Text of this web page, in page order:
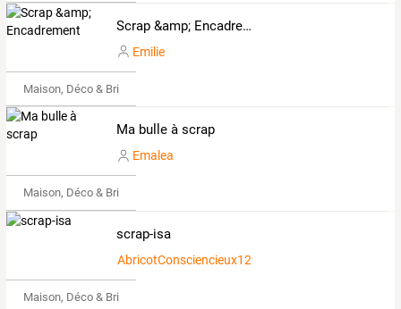
Scrap &amp; Encadrement
Emilie
Maison, Déco & Bricolage
Ma bulle à scrap
Emalea
Maison, Déco & Bricolage
scrap-isa
AbricotConsciencieux1291865
Maison, Déco & Bricolage